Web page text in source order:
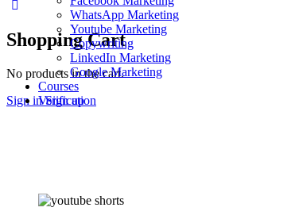
Shopping Cart
No products in the cart.
Sign in Sign up
WhatsApp Marketing
Youtube Marketing
Copywriting
LinkedIn Marketing
Google Marketing
Courses
Verification